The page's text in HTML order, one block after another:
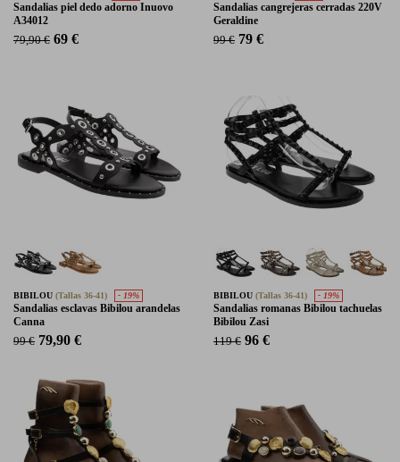
Sandalias piel dedo adorno Inuovo
A34012
79,90 € 69 €
Sandalias cangrejeras cerradas 220V
Geraldine
99 € 79 €
BIBILOU (Tallas 36-41) - 19%
Sandalias esclavas Bibilou arandelas
Canna
99 € 79,90 €
BIBILOU (Tallas 36-41) - 19%
Sandalias romanas Bibilou tachuelas
Bibilou Zasi
119 € 96 €